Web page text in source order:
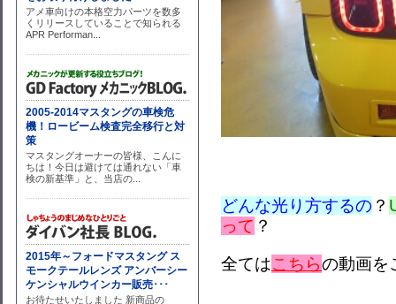
どんな光り方するの ？
って ？
全てはこちらの動画を